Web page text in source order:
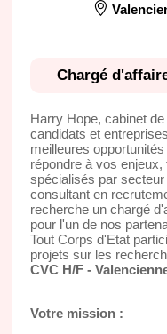
Chargé
Harry Hope, cabinet
candidats et
meilleures
répondre à vos
spécialisés par
consultant en
recherche un chargé
pour l'un de nos
Tout Corps d'Etat
projets sur les
CVC H/F -
Votre mission :